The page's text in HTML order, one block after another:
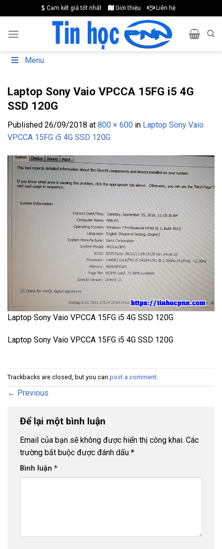
to
content
Cam kết giá tốt nhất Giới thiệu Liên hệ
Menu
Laptop Sony Vaio VPCCA 15FG i5 4G
SSD 120G
Published 26/09/2018 at 800 × 600 in Laptop Sony Vaio
VPCCA 15FG i5 4G SSD 120G
Laptop Sony Vaio VPCCA 15FG i5 4G SSD 120G
Laptop Sony Vaio VPCCA 15FG i5 4G SSD 120G
Trackbacks are closed, but you can post a comment
← Previous
Để lại một bình luận
Email của bạn sẽ không được hiển thị công khai. Các
trường bắt buộc được đánh dấu *
Bình luận *